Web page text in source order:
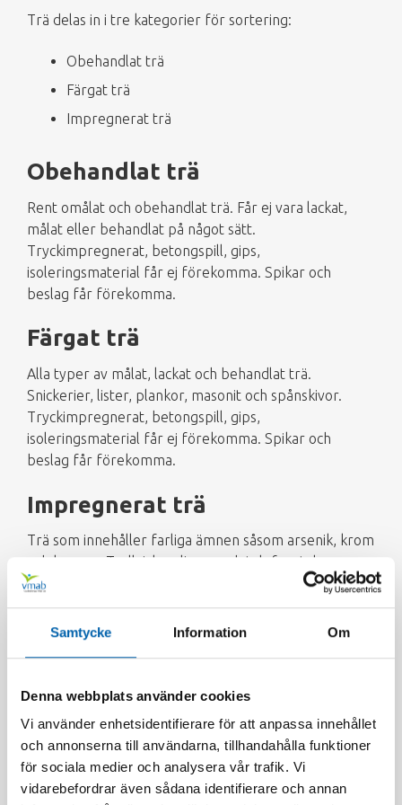
Samtycke Information Om
Denna webbplats använder cookies
Vi använder enhetsidentifierare för att anpassa innehållet
och annonserna till användarna, tillhandahålla funktioner
för sociala medier och analysera vår trafik. Vi
vidarebefordrar även sådana identifierare och annan
Trä delas in i tre kategorier för sortering:
Obehandlat trä
Färgat trä
Impregnerat trä
Obehandlat trä
Rent omålat och obehandlat trä. Får ej vara lackat,
målat eller behandlat på något sätt.
Tryckimpregnerat, betongspill, gips,
isoleringsmaterial får ej förekomma. Spikar och
beslag får förekomma.
Färgat trä
Alla typer av målat, lackat och behandlat trä.
Snickerier, lister, plankor, masonit och spånskivor.
Tryckimpregnerat, betongspill, gips,
isoleringsmaterial får ej förekomma. Spikar och
beslag får förekomma.
Impregnerat trä
Trä som innehåller farliga ämnen såsom arsenik, krom
och koppar. Trallvirke, slipers och telefonstolpar.
Klassificeras som farligt avfall.
Vad händer med träavfallet
efter vi tagit emot det?
Obehandlat och färgat trä samlas in och flisas. Det
energiåtervinning. Rent och omålat trä kan eldas i
princip i alla biobränslepannor, men användningen av
färgat trä är mer begränsad. Askan som blir över kan
spridas i skogen och återtas av naturen, men det